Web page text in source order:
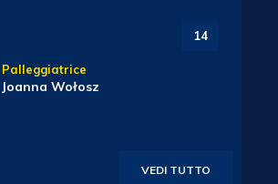
14
Palleggiatrice
Joanna Wołosz
VEDI TUTTO